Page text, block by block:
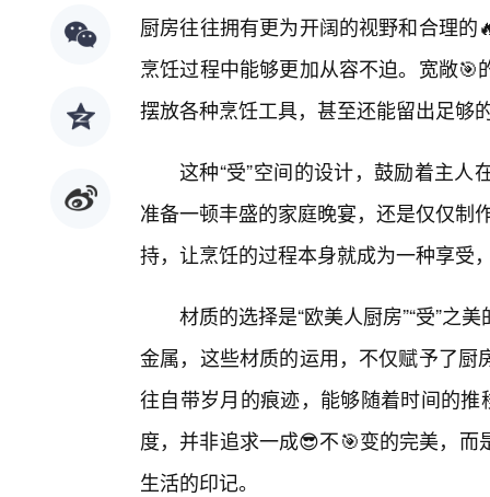
厨房往往拥有更为开阔的视野和合理
烹饪过程中能够更加从容不迫。宽敞
摆放各种烹饪工具，甚至还能留出足够
这种“受”空间的设计，鼓励着主
准备一顿丰盛的家庭晚宴，还是仅仅制
持，让烹饪的过程本身就成为一种享受
材质的选择是“欧美人厨房”“受”之
金属，这些材质的运用，不仅赋予了
往自带岁月的痕迹，能够随着时间的
度，并非追求一成😎不🎯变的完美，
生活的印记。